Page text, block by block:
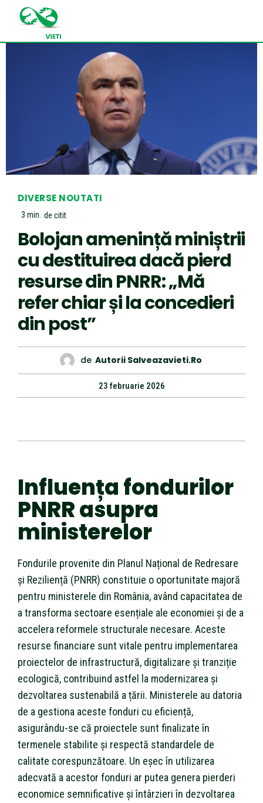
DIVERSE NOUTATI
3 min. de citit
Bolojan amenință miniștrii
cu destituirea dacă pierd
resurse din PNRR: „Mă
refer chiar și la concedieri
din post”
de Autorii Salveazavieti.ro
23 februarie 2026
Influența fondurilor
PNRR asupra
ministerelor
Fondurile provenite din Planul Național de Redresare
și Reziliență (PNRR) constituie o oportunitate majoră
pentru ministerele din România, având capacitatea de
a transforma sectoare esențiale ale economiei și de a
accelera reformele structurale necesare. Aceste
resurse financiare sunt vitale pentru implementarea
proiectelor de infrastructură, digitalizare și tranziție
ecologică, contribuind astfel la modernizarea și
dezvoltarea sustenabilă a țării. Ministerele au datoria
de a gestiona aceste fonduri cu eficiență,
asigurându-se că proiectele sunt finalizate în
termenele stabilite și respectă standardele de
calitate corespunzătoare. Un eșec în utilizarea
adecvată a acestor fonduri ar putea genera pierderi
economice semnificative și întârzieri în dezvoltarea